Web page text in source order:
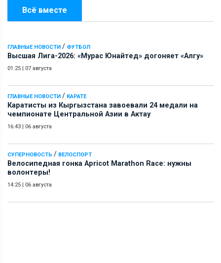
Всё вместе
ГЛАВНЫЕ НОВОСТИ / ФУТБОЛ
Высшая Лига-2026: «Мурас Юнайтед» догоняет «Алгу»
01:25 | 07 августа
ГЛАВНЫЕ НОВОСТИ / КАРАТЕ
Каратисты из Кыргызстана завоевали 24 медали на
чемпионате Центральной Азии в Актау
16:43 | 06 августа
СУПЕРНОВОСТЬ / ВЕЛОСПОРТ
Велосипедная гонка Apricot Marathon Race: нужны
волонтеры!
14:25 | 06 августа